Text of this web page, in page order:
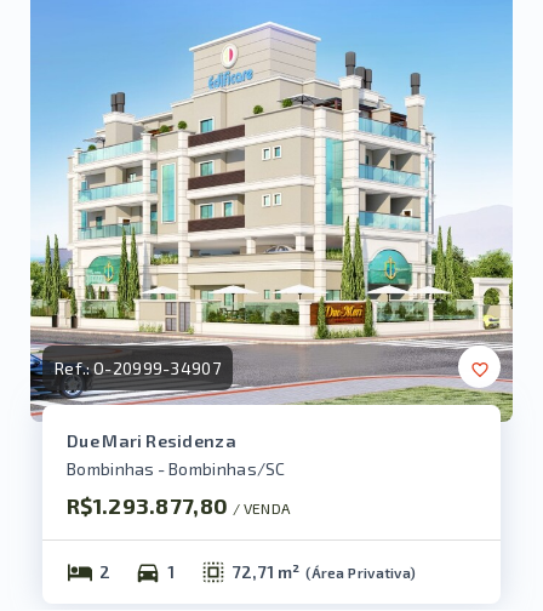
Ref.:O-20999-34907
Due Mari Residenza
Bombinhas - Bombinhas/SC
R$1.293.877,80 / VENDA
2 1 72,71 m² (Área Privativa)